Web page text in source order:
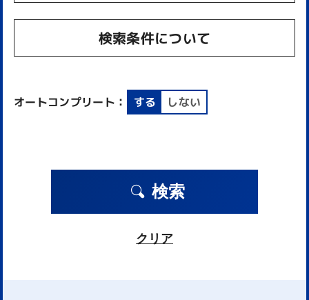
検索条件について
オートコンプリート： する しない
検索
クリア